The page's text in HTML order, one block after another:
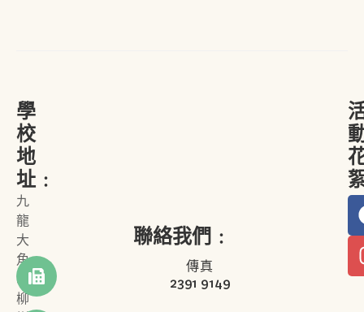
學
校
地
址﹕
九
龍
大
角
咀
柳
聯絡我們﹕
傳真
2391 9149